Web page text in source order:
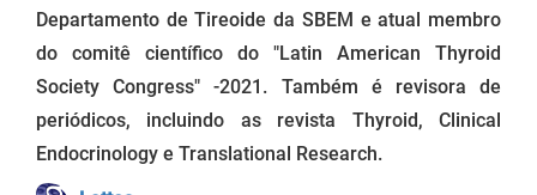
Departamento de Tireoide da SBEM e atual membro
do comitê científico do "Latin American Thyroid
Society Congress" -2021. Também é revisora de
periódicos, incluindo as revista Thyroid, Clinical
Endocrinology e Translational Research.